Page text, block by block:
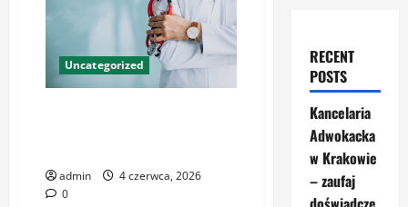
Uncategorized
admin
4 czerwca, 2026
0
RECENT
POSTS
Kancelaria
Adwokacka
w Krakowie
– zaufaj